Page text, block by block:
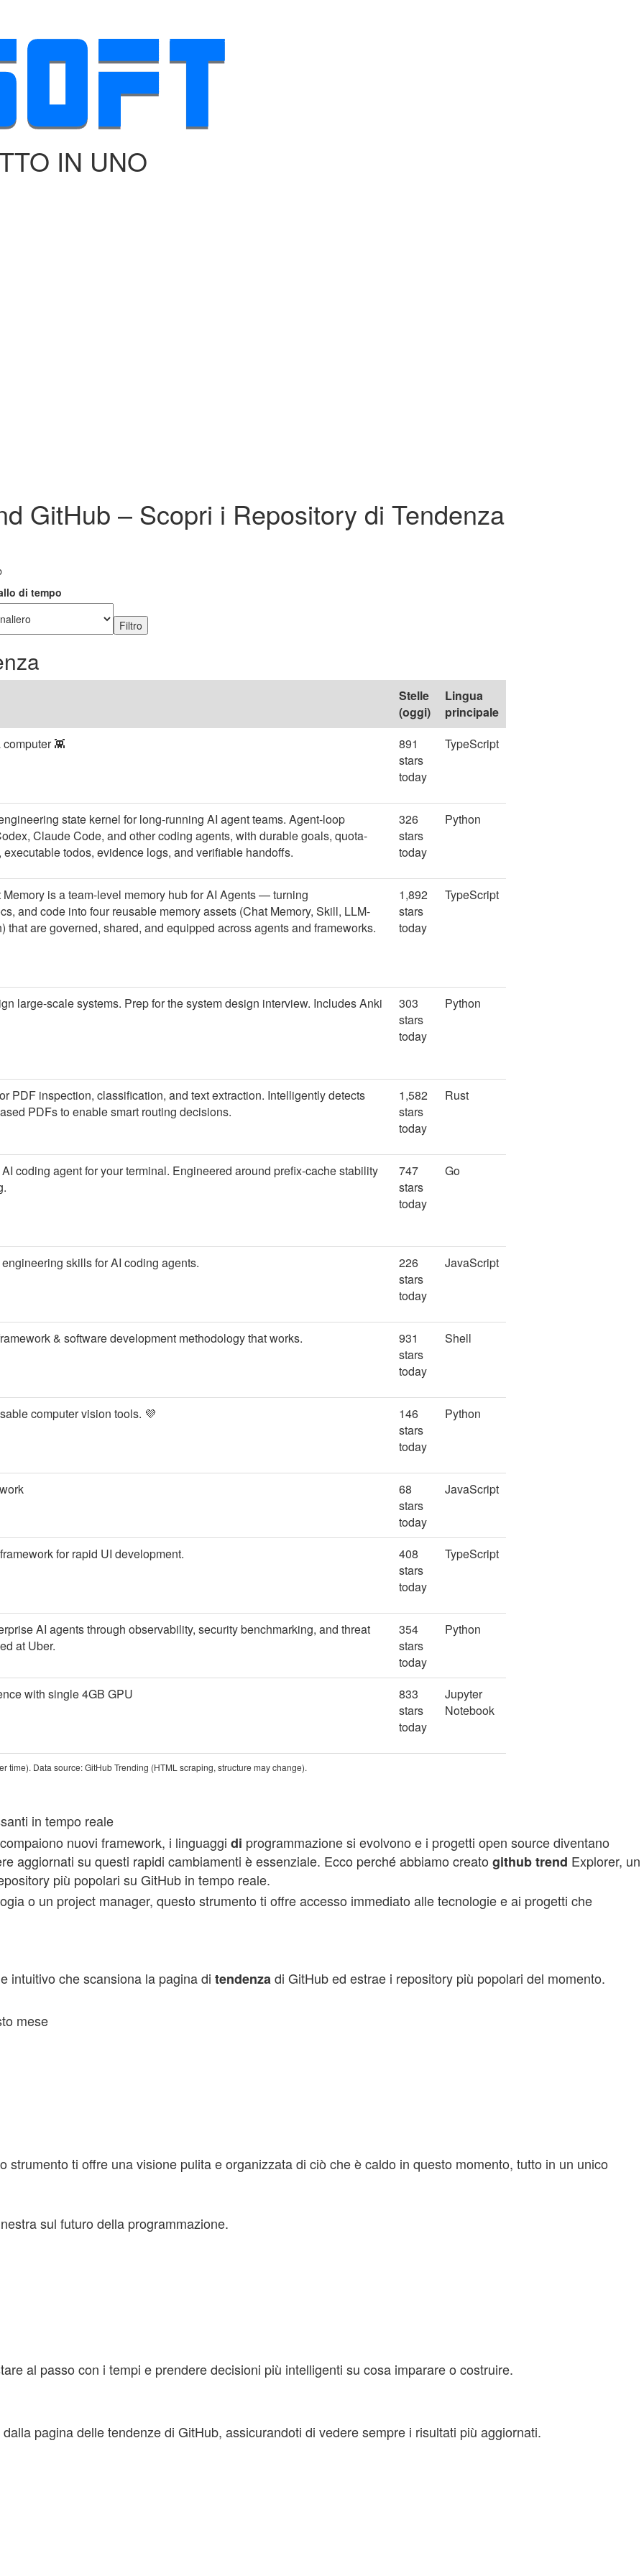
IN UNO
GitHub – Scopri i Repository di Tendenza
di tempo
Filtro
Stelle
(oggi)
Lingua
principale
👾
891
stars
today
TypeScript
state kernel for long-running AI agent teams. Agent-loop
Claude Code, and other coding agents, with durable goals, quota-
todos, evidence logs, and verifiable handoffs.
326
stars
today
Python
is a team-level memory hub for AI Agents — turning
and code into four reusable memory assets (Chat Memory, Skill, LLM-
that are governed, shared, and equipped across agents and frameworks.
1,892
stars
today
TypeScript
large-scale systems. Prep for the system design interview. Includes Anki
303
stars
today
Python
PDF inspection, classification, and text extraction. Intelligently detects
PDFs to enable smart routing decisions.
1,582
stars
today
Rust
coding agent for your terminal. Engineered around prefix-cache stability
747
stars
today
Go
skills for AI coding agents.
226
stars
today
JavaScript
& software development methodology that works.
931
stars
today
Shell
computer vision tools. 💜
146
stars
today
Python
68
stars
today
JavaScript
for rapid UI development.
408
stars
today
TypeScript
AI agents through observability, security benchmarking, and threat
at Uber.
354
stars
today
Python
with single 4GB GPU
833
stars
today
Jupyter
Notebook
time). Data source: GitHub Trending (HTML scraping, structure may change).
in tempo reale
nuovi framework, i linguaggi di programmazione si evolvono e i progetti open source diventano
aggiornati su questi rapidi cambiamenti è essenziale. Ecco perché abbiamo creato githubtrend Explorer, un
più popolari su GitHub in tempo reale.
o un project manager, questo strumento ti offre accesso immediato alle tecnologie e ai progetti che
intuitivo che scansiona la pagina di tendenzadi GitHub ed estrae i repository più popolari del momento.
mese
strumento ti offre una visione pulita e organizzata di ciò che è caldo in questo momento, tutto in un unico
sul futuro della programmazione.
al passo con i tempi e prendere decisioni più intelligenti su cosa imparare o costruire.
pagina delle tendenze di GitHub, assicurandoti di vedere sempre i risultati più aggiornati.